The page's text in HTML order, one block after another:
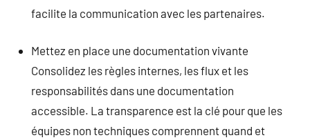
facilite la communication avec les partenaires.
Mettez en place une documentation vivante
Consolidez les règles internes, les flux et les
responsabilités dans une documentation
accessible. La transparence est la clé pour que les
équipes non techniques comprennent quand et